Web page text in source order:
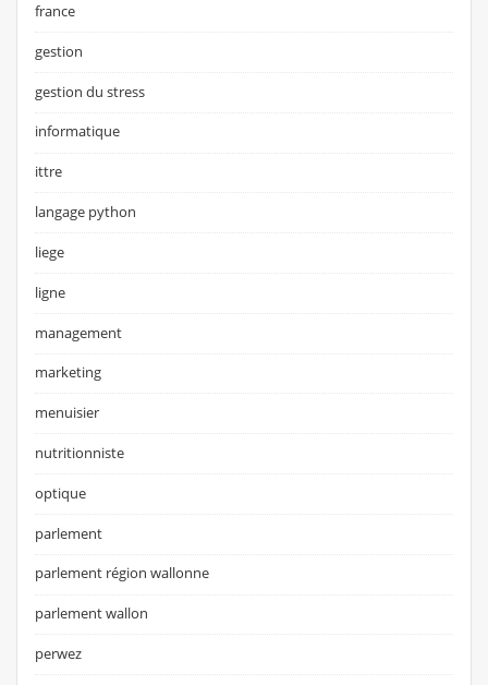
france
gestion
gestion du stress
informatique
ittre
langage python
liege
ligne
management
marketing
menuisier
nutritionniste
optique
parlement
parlement région wallonne
parlement wallon
perwez